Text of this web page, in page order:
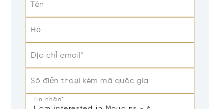
Tên
Họ
Địa chỉ email*
Số điện thoại kèm mã quốc gia
Tin nhắn*